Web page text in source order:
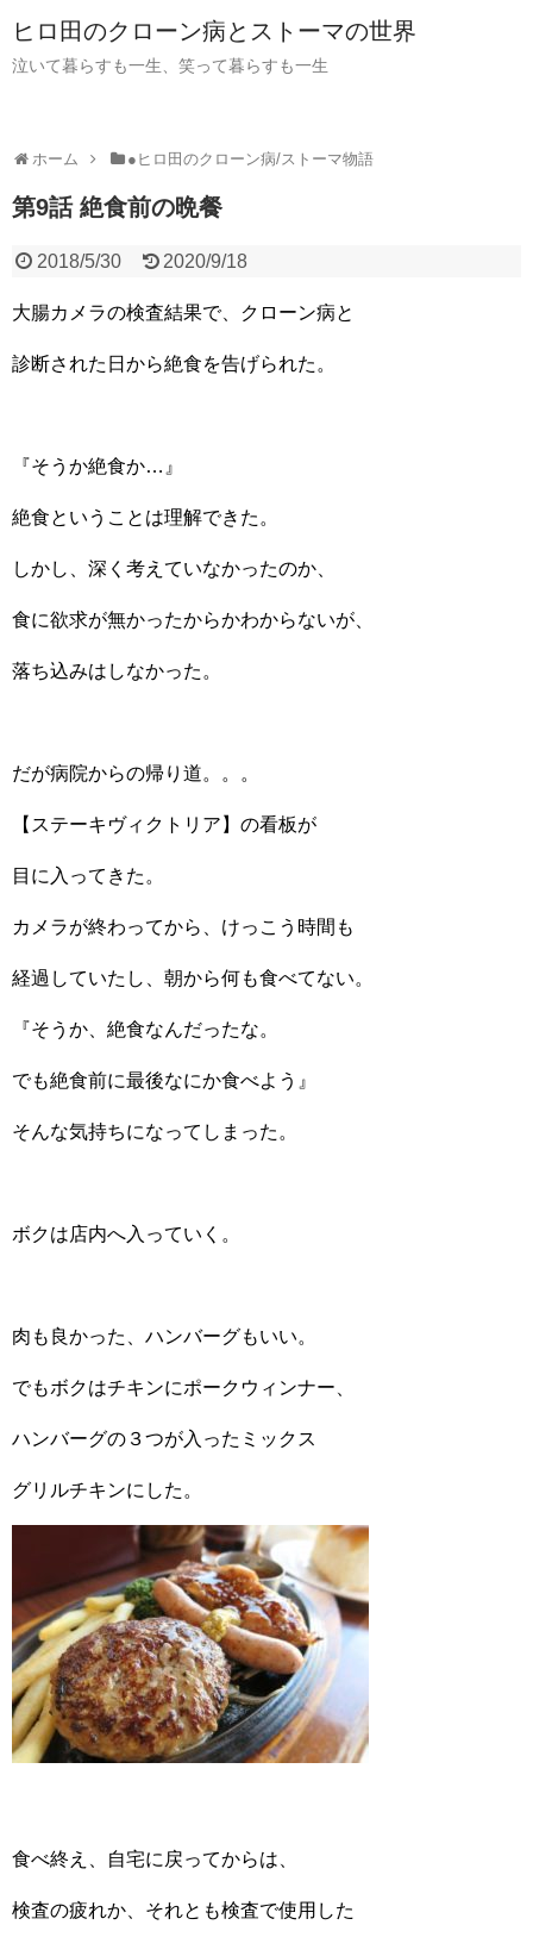
ヒロ田のクローン病とストーマの世界
泣いて暮らすも一生、笑って暮らすも一生
ホーム ●ヒロ田のクローン病/ストーマ物語
第9話 絶食前の晩餐
2018/5/30 2020/9/18
大腸カメラの検査結果で、クローン病と
診断された日から絶食を告げられた。
『そうか絶食か…』
絶食ということは理解できた。
しかし、深く考えていなかったのか、
食に欲求が無かったからかわからないが、
落ち込みはしなかった。
だが病院からの帰り道。。。
【ステーキヴィクトリア】の看板が
目に入ってきた。
カメラが終わってから、けっこう時間も
経過していたし、朝から何も食べてない。
『そうか、絶食なんだったな。
でも絶食前に最後なにか食べよう』
そんな気持ちになってしまった。
ボクは店内へ入っていく。
肉も良かった、ハンバーグもいい。
でもボクはチキンにポークウィンナー、
ハンバーグの３つが入ったミックス
グリルチキンにした。
食べ終え、自宅に戻ってからは、
検査の疲れか、それとも検査で使用した